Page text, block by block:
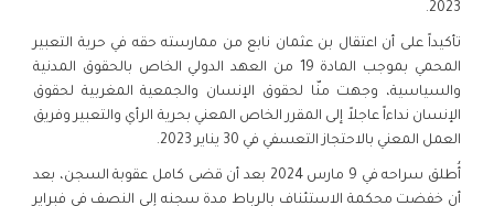
2023.
تأكيداً على أن اعتقال بن عثمان نابع من ممارسته حقه في حرية التعبير
المحمي بموجب المادة 19 من العهد الدولي الخاص بالحقوق المدنية
والسياسية، وجهت منّا لحقوق الإنسان والجمعية المغربية لحقوق
الإنسان نداءاً عاجلاً إلى المقرر الخاص المعني بحرية الرأي والتعبير وفريق
العمل المعني بالاحتجاز التعسفي في 30 يناير 2023.
أُطلق سراحه في 9 مارس 2024 بعد أن قضى كامل عقوبة السجن، بعد
أن خفضت محكمة الاستئناف بالرباط مدة سجنه إلى النصف في فبراير